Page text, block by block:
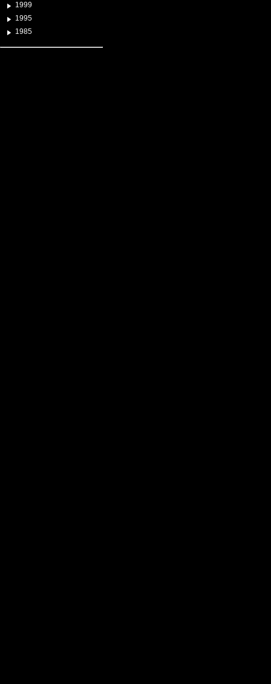
1999
1995
1985